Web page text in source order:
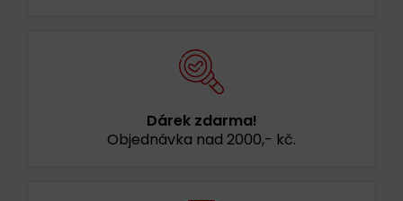
Dárek zdarma!
Objednávka nad 2000,- kč.